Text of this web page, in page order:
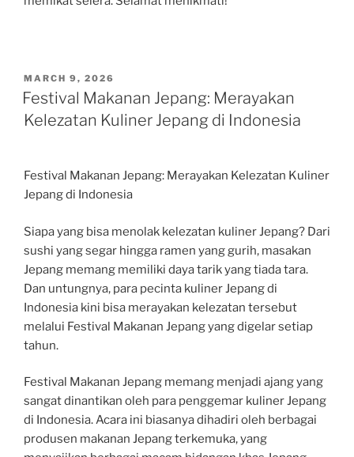
POSTED
ON
MARCH 9, 2026
Festival Makanan Jepang: Merayakan
Kelezatan Kuliner Jepang di Indonesia
Festival Makanan Jepang: Merayakan Kelezatan Kuliner
Jepang di Indonesia
Siapa yang bisa menolak kelezatan kuliner Jepang? Dari
sushi yang segar hingga ramen yang gurih, masakan
Jepang memang memiliki daya tarik yang tiada tara.
Dan untungnya, para pecinta kuliner Jepang di
Indonesia kini bisa merayakan kelezatan tersebut
melalui Festival Makanan Jepang yang digelar setiap
tahun.
Festival Makanan Jepang memang menjadi ajang yang
sangat dinantikan oleh para penggemar kuliner Jepang
di Indonesia. Acara ini biasanya dihadiri oleh berbagai
produsen makanan Jepang terkemuka, yang